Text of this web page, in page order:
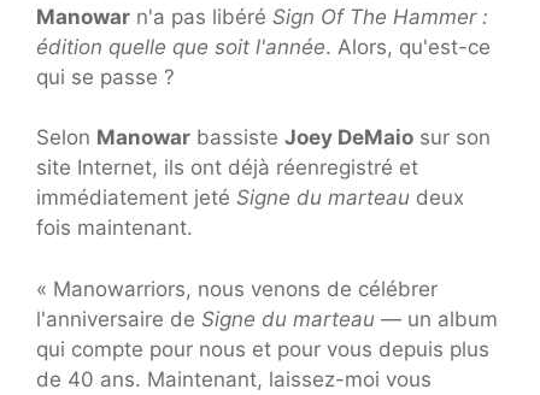
Manowar n'a pas libéré Sign Of The Hammer :
édition quelle que soit l'année. Alors, qu'est-ce
qui se passe ?
Selon Manowar bassiste Joey DeMaio sur son
site Internet, ils ont déjà réenregistré et
immédiatement jeté Signe du marteau deux
fois maintenant.
« Manowarriors, nous venons de célébrer
l'anniversaire de Signe du marteau — un album
qui compte pour nous et pour vous depuis plus
de 40 ans. Maintenant, laissez-moi vous